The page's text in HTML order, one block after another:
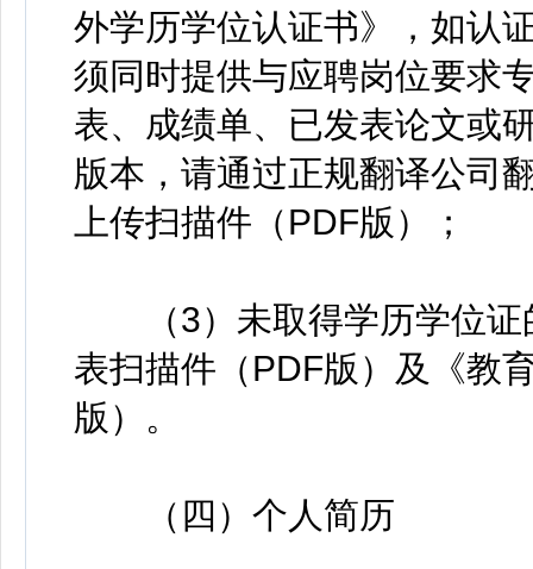
外学历学位认证书》，如认
须同时提供与应聘岗位要求
表、成绩单、已发表论文或
版本，请通过正规翻译公司
上传扫描件（PDF版）；
（3）未取得学历学位证
表扫描件（PDF版）及《教
版）。
（四）个人简历